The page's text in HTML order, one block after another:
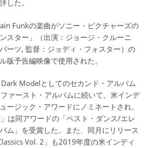
した。
Funkの楽曲がソニー・ピクチャーズの
スター」（出演：ジョージ・クルーニ
ーツ, 監督：ジョディ・フォスター）の
版予告編映像で使用された。
Modelとしてのセカンド・アルバム
ファースト・アルバムに続いて、米インデ
ージック・アワードにノミネートされ、
は同アワードの「ベスト・ダンス/エレ
ム」を受賞した。また、同月にリリース
Vol. 2」も2019年度の米インディ